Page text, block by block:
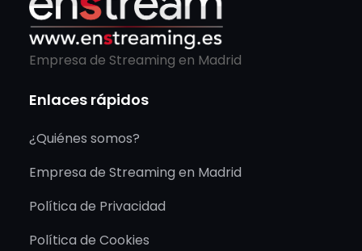
Empresa de Streaming en Madrid
Enlaces rápidos
¿Quiénes somos?
Empresa de Streaming en Madrid
Política de Privacidad
Política de Cookies